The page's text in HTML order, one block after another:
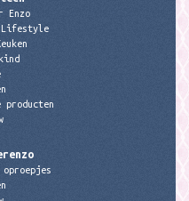
Enzo
Lifestyle
producten